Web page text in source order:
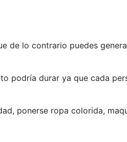
de lo contrario puedes
podría durar ya que cada
ponerse ropa colorida,